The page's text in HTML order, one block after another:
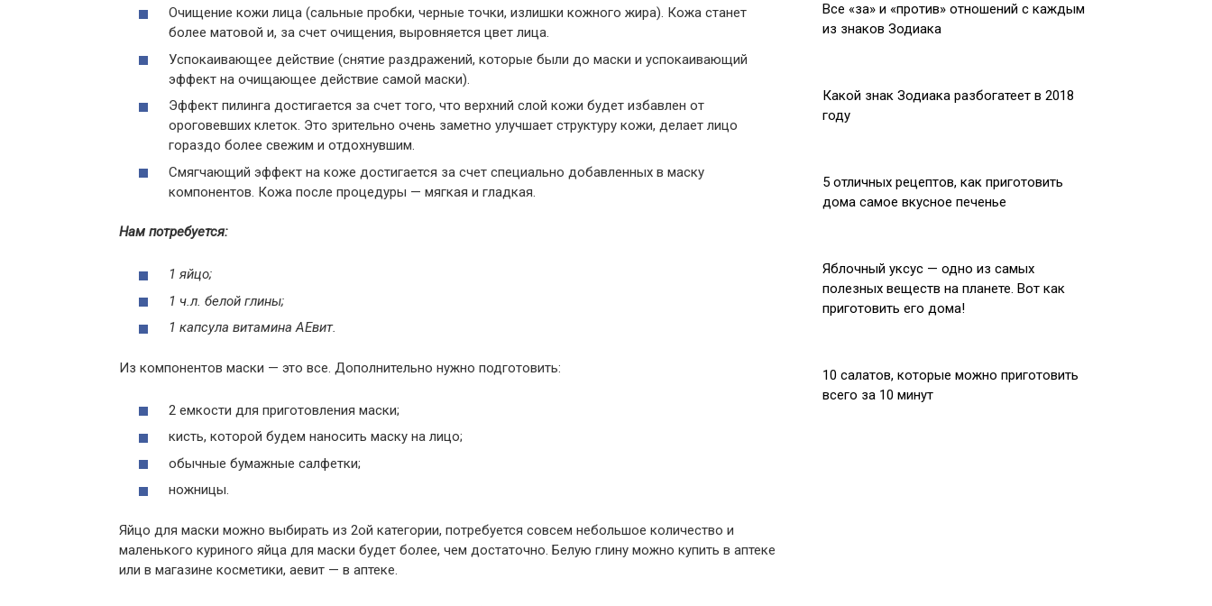
Очищение кожи лица (сальные пробки, черные точки, излишки кожного жира). Кожа станет
более матовой и, за счет очищения, выровняется цвет лица.
Успокаивающее действие (снятие раздражений, которые были до маски и успокаивающий
эффект на очищающее действие самой маски).
Эффект пилинга достигается за счет того, что верхний слой кожи будет избавлен от
ороговевших клеток. Это зрительно очень заметно улучшает структуру кожи, делает лицо
гораздо более свежим и отдохнувшим.
Смягчающий эффект на коже достигается за счет специально добавленных в маску
компонентов. Кожа после процедуры — мягкая и гладкая.
Нам потребуется:
1 яйцо;
1 ч.л. белой глины;
1 капсула витамина АЕвит.
Из компонентов маски — это все. Дополнительно нужно подготовить:
2 емкости для приготовления маски;
кисть, которой будем наносить маску на лицо;
обычные бумажные салфетки;
ножницы.
Яйцо для маски можно выбирать из 2ой категории, потребуется совсем небольшое количество и
маленького куриного яйца для маски будет более, чем достаточно. Белую глину можно купить в аптеке
или в магазине косметики, аевит — в аптеке.
Все «за» и «против» отношений с каждым
из знаков Зодиака
Какой знак Зодиака разбогатеет в 2018
году
5 отличных рецептов, как приготовить
дома самое вкусное печенье
Яблочный уксус — одно из самых
полезных веществ на планете. Вот как
приготовить его дома!
10 салатов, которые можно приготовить
всего за 10 минут